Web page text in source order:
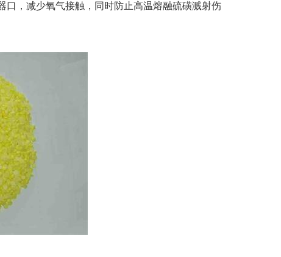
，减少氧气接触，同时防止高温熔融硫磺溅射伤